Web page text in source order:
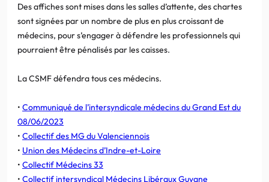
Des affiches sont mises dans les salles d’attente, des chartes
sont signées par un nombre de plus en plus croissant de
médecins, pour s’engager à défendre les professionnels qui
pourraient être pénalisés par les caisses.
La CSMF défendra tous ces médecins.
• Communiqué de l’intersyndicale médecins du Grand Est du
08/06/2023
• Collectif des MG du Valenciennois
• Union des Médecins d’Indre-et-Loire
• Collectif Médecins 33
• Collectif intersyndical Médecins Libéraux Guyane